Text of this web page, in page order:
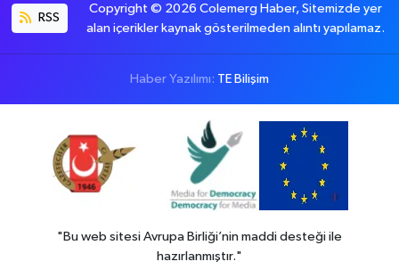
RSS
Copyright © 2026 Colemerg Haber, Sitemizde yer
alan içerikler kaynak gösterilmeden alıntı yapılamaz.
Haber Yazılımı: TE Bilişim
"Bu web sitesi Avrupa Birliği’nin maddi desteği ile
hazırlanmıştır."